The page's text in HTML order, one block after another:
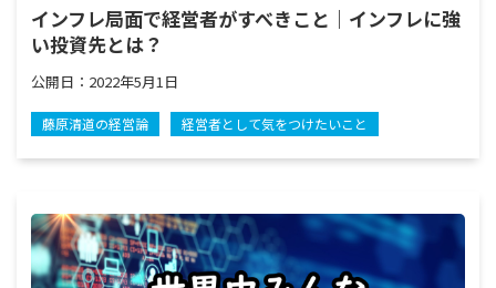
インフレ局面で経営者がすべきこと｜インフレに強
い投資先とは？
公開日： 2022年5月1日
藤原清道の経営論 経営者として気をつけたいこと